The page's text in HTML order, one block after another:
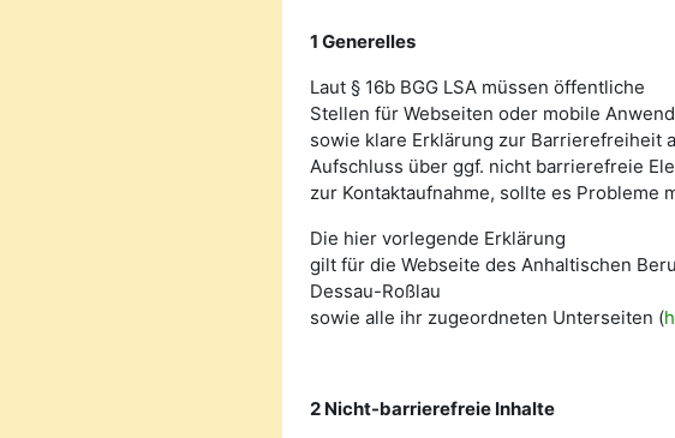
1 Generelles
Laut § 16b BGG LSA müssen öffentliche
Stellen für Webseiten oder mobile
sowie klare Erklärung zur Barrierefreiheit
Aufschluss über ggf. nicht barrierefreie
zur Kontaktaufnahme, sollte es Probleme
Die hier vorlegende Erklärung
gilt für die Webseite des Anhaltischen
Dessau-Roßlau
sowie alle ihr zugeordneten Unterseiten (
2 Nicht-barrierefreie Inhalte